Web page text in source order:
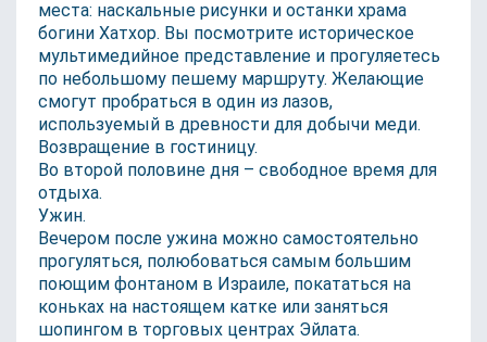
места: наскальные рисунки и останки храма
богини Хатхор. Вы посмотрите историческое
мультимедийное представление и прогуляетесь
по небольшому пешему маршруту. Желающие
смогут пробраться в один из лазов,
используемый в древности для добычи меди.
Возвращение в гостиницу.
Во второй половине дня – свободное время для
отдыха.
Ужин.
Вечером после ужина можно самостоятельно
прогуляться, полюбоваться самым большим
поющим фонтаном в Израиле, покататься на
коньках на настоящем катке или заняться
шопингом в торговых центрах Эйлата.